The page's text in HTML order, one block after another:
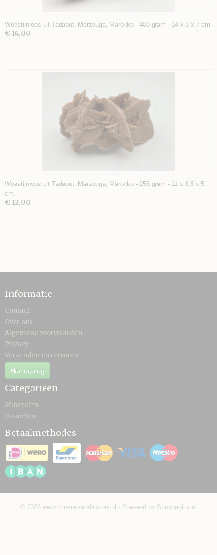
Woestijnroos uit Tadaout, Merzouga, Marokko - 408 gram - 14 x 8 x 7 cm.
€ 14,00
Woestijnroos uit Tadaout, Merzouga, Marokko - 256 gram - 11 x 8,5 x 5
cm.
€ 12,00
Informatie
Contact
Over ons
Algemene voorwaarden
Privacy
Verzenden en retouren
Herroeping
Categorieën
Mineralen
Fossielen
Betaalmethodes
© 2026 www.mineralsandhistory.nl - Powered by Shoppagina.nl